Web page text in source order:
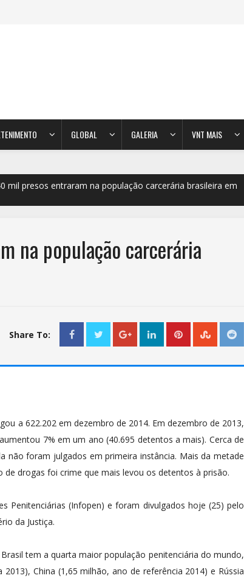
GLOBAL GALERIA VNT MAIS
mil presos entraram na população carcerária brasileira em
na população carcerária
Share To:
a 622.202 em dezembro de 2014. Em dezembro de 2013,
7% em um ano (40.695 detentos a mais). Cerca de
não foram julgados em primeira instância. Mais da metade
drogas foi crime que mais levou os detentos à prisão.
Penitenciárias (Infopen) e foram divulgados hoje (25) pelo
da Justiça.
tem a quarta maior população penitenciária do mundo,
China (1,65 milhão, ano de referência 2014) e Rússia